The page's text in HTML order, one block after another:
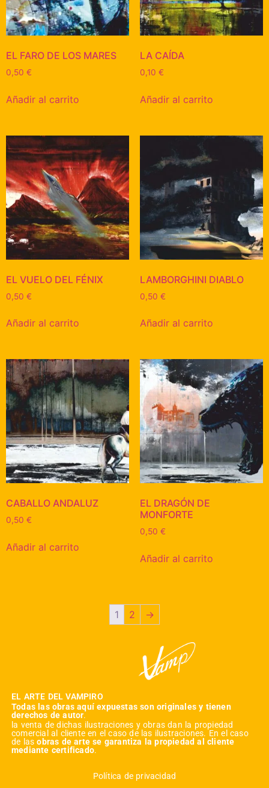
EL FARO DE LOS MARES
0,50 €
Añadir al carrito
LA CAÍDA
0,10 €
Añadir al carrito
EL VUELO DEL FÉNIX
0,50 €
Añadir al carrito
LAMBORGHINI DIABLO
0,50 €
Añadir al carrito
CABALLO ANDALUZ
0,50 €
Añadir al carrito
EL DRAGÓN DE
MONFORTE
0,50 €
Añadir al carrito
1 2 →
EL ARTE DEL VAMPIRO
Todas las obras aquí expuestas son originales y tienen
derechos de autor.
la venta de dichas ilustraciones y obras dan la propiedad
comercial al cliente en el caso de las ilustraciones. En el caso
de lasobras de arte se garantiza la propiedad al cliente
mediante certificado.
Política de privacidad